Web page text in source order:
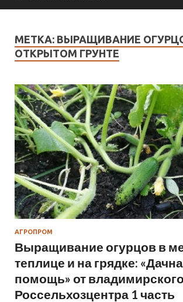
МЕТКА: ВЫРАЩИВАНИЕ
ОТКРЫТОМ ГРУНТЕ
АГРОПРОМ
Выращивание огурцов в
теплице и на грядке:
помощь» от
Россельхозцентра 1 часть